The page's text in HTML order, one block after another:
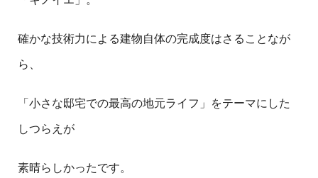
確かな技術力による建物自体の完成度はさることなが
ら、
「小さな邸宅での最高の地元ライフ」をテーマにした
しつらえが
素晴らしかったです。